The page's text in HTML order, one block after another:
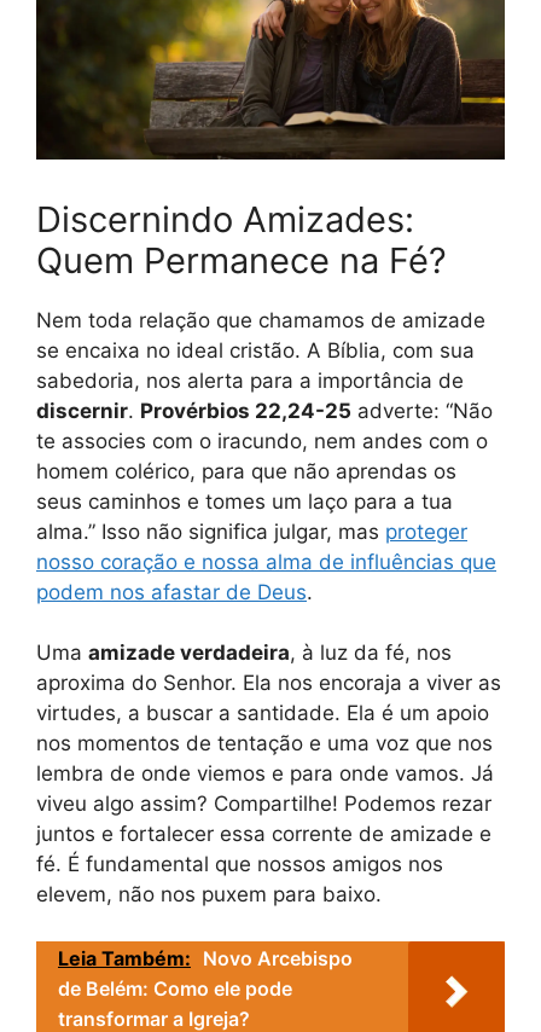
Discernindo Amizades:
Quem Permanece na Fé?
Nem toda relação que chamamos de amizade
se encaixa no ideal cristão. A Bíblia, com sua
sabedoria, nos alerta para a importância de
discernir. Provérbios 22,24-25 adverte: “Não
te associes com o iracundo, nem andes com o
homem colérico, para que não aprendas os
seus caminhos e tomes um laço para a tua
alma.” Isso não significa julgar, mas proteger
nosso coração e nossa alma de influências que
podem nos afastar de Deus.
Uma amizade verdadeira, à luz da fé, nos
aproxima do Senhor. Ela nos encoraja a viver as
virtudes, a buscar a santidade. Ela é um apoio
nos momentos de tentação e uma voz que nos
lembra de onde viemos e para onde vamos. Já
viveu algo assim? Compartilhe! Podemos rezar
juntos e fortalecer essa corrente de amizade e
fé. É fundamental que nossos amigos nos
elevem, não nos puxem para baixo.
Leia Também: Novo Arcebispo
de Belém: Como ele pode
transformar a Igreja?